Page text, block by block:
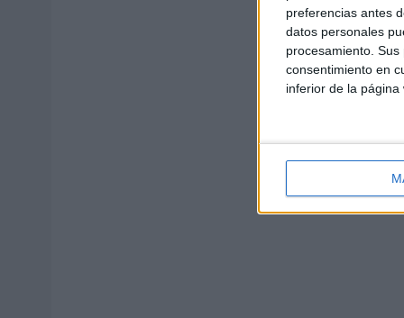
preferencias antes
datos personales
procesamiento.
consentimiento en
inferior de la página
Las